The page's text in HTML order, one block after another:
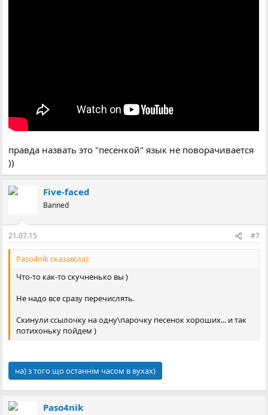
правда назвать это "песенкой" язык не поворачивается
))
Five-faced
Banned
21.07.15 #7
Paso4nik сказав(ла):
Что-то как-то скучненько вы )
Не надо все сразу перечислять.
Скинули ссылочку на одну\парочку песенок хороших... и так
потихоньку пойдем )
на) з того що останнім часом в вухах)
Paso4nik